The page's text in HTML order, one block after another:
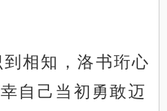
相知，洛书珩心
自己当初勇敢迈